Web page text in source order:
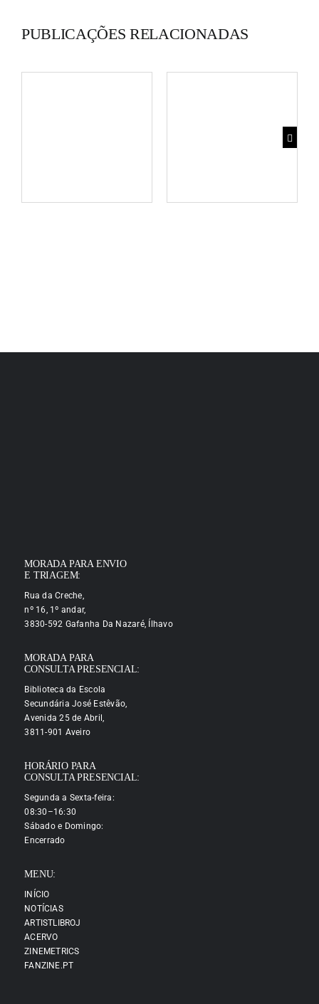
PUBLICAÇÕES RELACIONADAS
MORADA PARA ENVIO
E TRIAGEM:
Rua da Creche,
nº 16, 1º andar,
3830-592 Gafanha Da Nazaré, Ílhavo
MORADA PARA
CONSULTA PRESENCIAL:
Biblioteca da Escola
Secundária José Estêvão,
Avenida 25 de Abril,
3811-901 Aveiro
HORÁRIO PARA
CONSULTA PRESENCIAL:
Segunda a Sexta-feira:
08:30–16:30
Sábado e Domingo:
Encerrado
MENU:
INÍCIO
NOTÍCIAS
ARTISTLIBROJ
ACERVO
ZINEMETRICS
FANZINE.PT